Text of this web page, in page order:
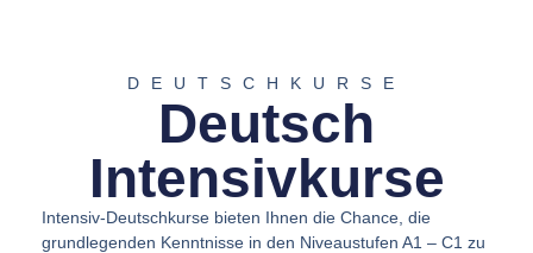
DEUTSCHKURSE
Deutsch
Intensivkurse
Intensiv-Deutschkurse bieten Ihnen die Chance, die
grundlegenden Kenntnisse in den Niveaustufen A1 – C1 zu